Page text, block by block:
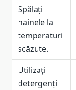
Spălați
hainele la
temperaturi
scăzute.
Utilizați
detergenți